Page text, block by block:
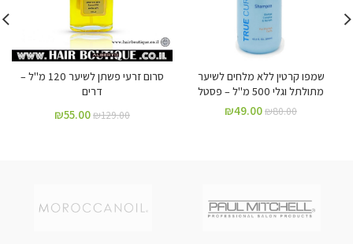
שמפו קרטין ללא מלחים לשיער
מתולתל וגלי 500 מ"ל – פסטל
₪80.00
₪49.00
סרום זרעי פשתן לשיער 120 מ"ל –
דרים
₪129.00
₪55.00